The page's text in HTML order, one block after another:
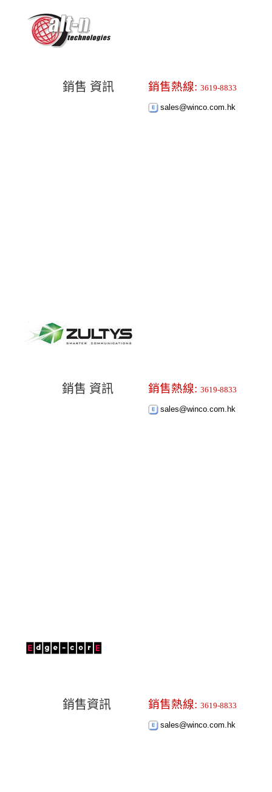
銷售 資訊 銷售熱線: 3619-8833
sales@winco.com.hk
銷售 資訊 銷售熱線: 3619-8833
sales@winco.com.hk
銷售資訊 銷售熱線: 3619-8833
sales@winco.com.hk